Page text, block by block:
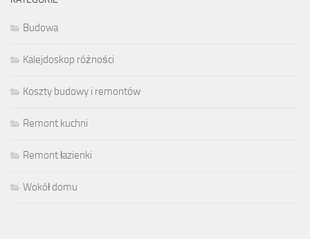
Budowa
Kalejdoskop różności
Koszty budowy i remontów
Remont kuchni
Remont łazienki
Wokół domu